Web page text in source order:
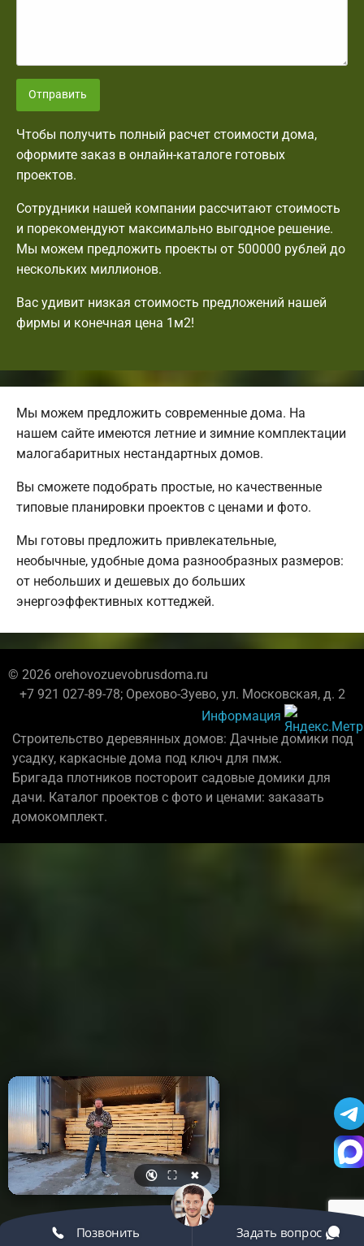
Отправить
Чтобы получить полный расчет стоимости дома,
оформите заказ в онлайн-каталоге готовых
проектов.
Сотрудники нашей компании рассчитают стоимость
и порекомендуют максимально выгодное решение.
Мы можем предложить проекты от 500000 рублей до
нескольких миллионов.
Вас удивит низкая стоимость предложений нашей
фирмы и конечная цена 1м2!
Мы можем предложить современные дома. На
нашем сайте имеются летние и зимние комплектации
малогабаритных нестандартных домов.
Вы сможете подобрать простые, но качественные
типовые планировки проектов с ценами и фото.
Мы готовы предложить привлекательные,
необычные, удобные дома разнообразных размеров:
от небольших и дешевых до больших
энергоэффективных коттеджей.
© 2026 orehovozuevobrusdoma.ru
+7 921 027-89-78; Орехово-Зуево, ул. Московская, д. 2
Информация
Строительство деревянных домов: Дачные домики под
усадку, каркасные дома под ключ для пмж.
Бригада плотников постороит садовые домики для
дачи. Каталог проектов с фото и ценами: заказать
домокомплект.
🔇 ⛶ ✖
Позвонить Задать вопрос